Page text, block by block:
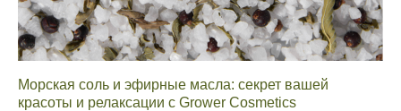
Морская соль и эфирные масла: секрет вашей
красоты и релаксации с Grower Cosmetics